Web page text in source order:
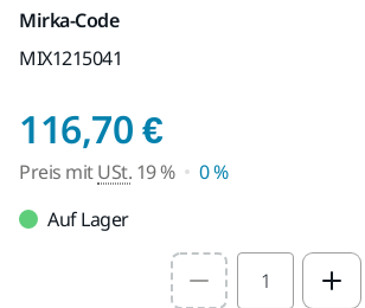
Mirka-Code
MIX1215041
116,70 €Preis mit
Preis mitUSt. 19 %
0 %
Auf Lager
Select quantity value